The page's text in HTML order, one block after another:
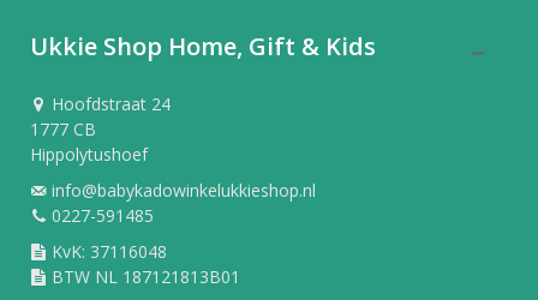
Ukkie Shop Home, Gift & Kids
Hoofdstraat 24
1777 CB
Hippolytushoef
info@babykadowinkelukkieshop.nl
0227-591485
KvK: 37116048
BTW NL 187121813B01